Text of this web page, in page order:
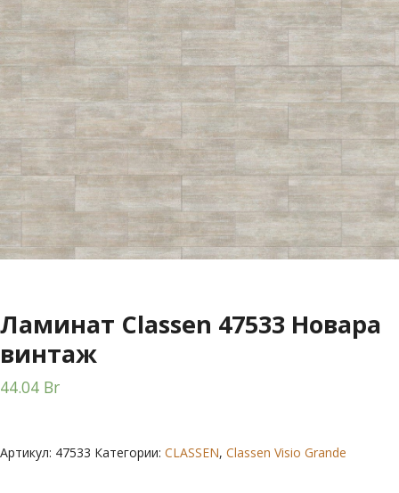
Ламинат Classen 47533 Новара
винтаж
44.04 Br
Артикул: 47533 Категории: CLASSEN, Classen Visio Grande